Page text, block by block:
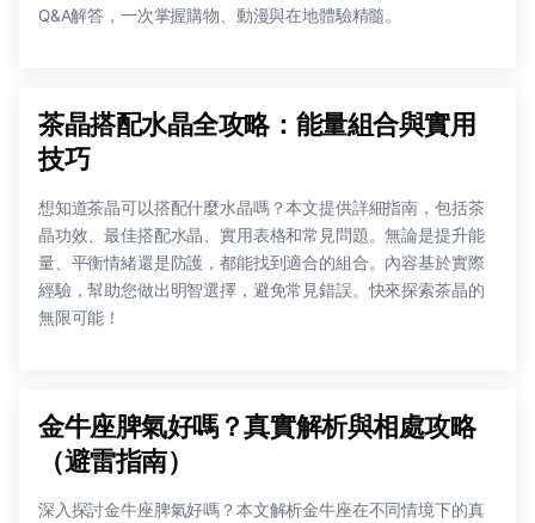
Q&A解答，一次掌握購物、動漫與在地體驗精髓。
茶晶搭配水晶全攻略：能量組合與實用
技巧
想知道茶晶可以搭配什麼水晶嗎？本文提供詳細指南，包括茶
晶功效、最佳搭配水晶、實用表格和常見問題。無論是提升能
量、平衡情緒還是防護，都能找到適合的組合。內容基於實際
經驗，幫助您做出明智選擇，避免常見錯誤。快來探索茶晶的
無限可能！
金牛座脾氣好嗎？真實解析與相處攻略
（避雷指南）
深入探討金牛座脾氣好嗎？本文解析金牛座在不同情境下的真